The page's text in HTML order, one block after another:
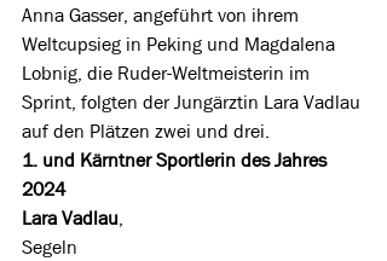
Anna Gasser, angeführt von ihrem
Weltcupsieg in Peking und Magdalena
Lobnig, die Ruder-Weltmeisterin im
Sprint, folgten der Jungärztin Lara Vadlau
auf den Plätzen zwei und drei.
1. und Kärntner Sportlerin des Jahres
2024
Lara Vadlau,
Segeln